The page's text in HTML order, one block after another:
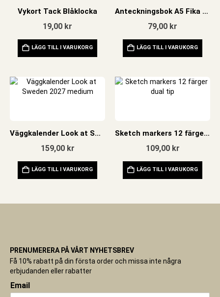
Vykort Tack Blåklocka
19,00 kr
LÄGG TILL I VARUKORG
Anteckningsbok A5 Fika Dammsugare
79,00 kr
LÄGG TILL I VARUKORG
Väggkalender Look at Sweden 2027 medium
159,00 kr
LÄGG TILL I VARUKORG
Sketch markers 12 färger dual tip
109,00 kr
LÄGG TILL I VARUKORG
PRENUMERERA PÅ VÅRT NYHETSBREV
Få 10% rabatt på din första order och missa inte några
erbjudanden eller rabatter
Email